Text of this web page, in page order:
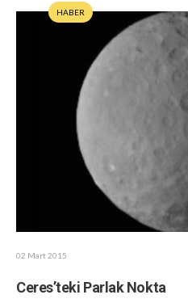
HABER
02 Mart 2015
Ceres’teki Parlak Nokta